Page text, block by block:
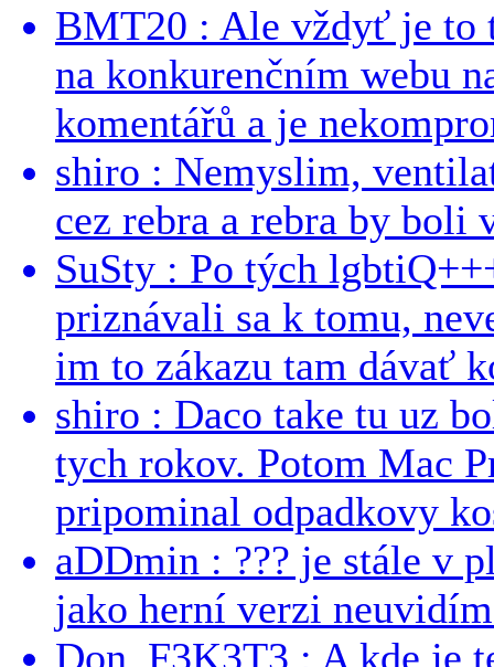
BMT20 : Ale vždyť je to
na konkurenčním webu
komentářů a je
shiro : Nemyslim,
cez rebra a rebra by boli
SuSty : Po tých
priznávali sa k tomu,
im to zákazu tam dávať
shiro : Daco take tu uz
tych rokov. Potom Mac
pripominal odpadkovy
aDDmin : ??? je stále v
jako herní verzi
Don_F3K3T3 : A kde je